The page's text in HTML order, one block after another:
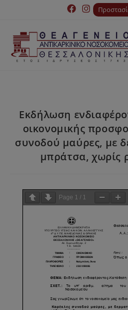
Εκδήλωση
οικονομικής
συνοδού μαύρες, με
μπράτσα, χωρίς
Page 1 / 1